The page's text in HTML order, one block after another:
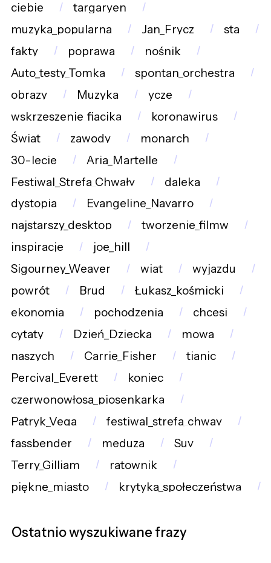
ciebie
targaryen
muzyka_popularna
Jan_Frycz
sta
fakty
poprawa
nośnik
Auto_testy_Tomka
spontan_orchestra
obrazy
Muzyka
ycze
wskrzeszenie_fiacika
koronawirus
Świat
zawody
monarch
30-lecie
Aria_Martelle
Festiwal_Strefa_Chwały
daleka
dystopia
Evangeline_Navarro
najstarszy_desktop
tworzenie_filmw
inspiracje
joe_hill
Sigourney_Weaver
wiat
wyjazdu
powrót
Brud
Łukasz_kośmicki
ekonomia
pochodzenia
chcesi
cytaty
Dzień_Dziecka
mowa
naszych
Carrie_Fisher
tianic
Percival_Everett
koniec
czerwonowłosa_piosenkarka
Patryk_Vega
festiwal_strefa_chway
fassbender
meduza
Suv
Terry_Gilliam
ratownik
piękne_miasto
krytyka_społeczeństwa
Ostatnio wyszukiwane frazy